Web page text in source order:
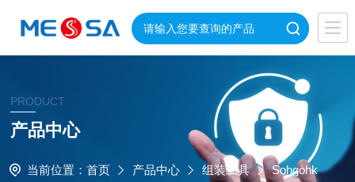
PRODUCT
产品中心
当前位置： 首页 产品中心 组装工具
Sohgohk